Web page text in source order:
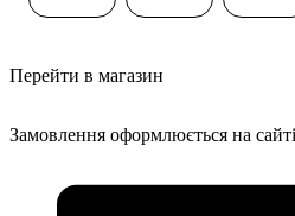
Перейти в магазин
Замовлення оформлюється на